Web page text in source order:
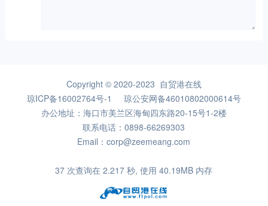
Copyright © 2020-2023 自贸港在线
琼ICP备16002764号-1
琼公安网备46010802000614号
办公地址：海口市美兰区海甸四东路20-15号1-2楼
联系电话：0898-66269303
Email：corp@zeemeang.com
37 次查询在 2.217 秒, 使用 40.19MB 内存